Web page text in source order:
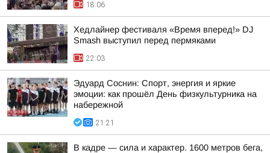
18:06
Хедлайнер фестиваля «Время вперед!» DJ
Smash выступил перед пермяками
22:03
Эдуард Соснин: Спорт, энергия и яркие
эмоции: как прошёл День физкультурника на
набережной
21:21
В кадре — сила и характер. 1600 метров бега,